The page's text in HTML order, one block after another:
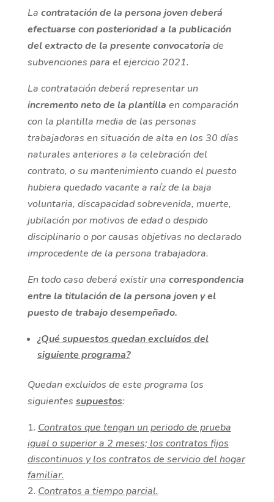
La contratación de la persona joven deberá
efectuarse con posterioridad a la publicación
del extracto de la presente convocatoria de
subvenciones para el ejercicio 2021.
La contratación deberá representar un
incremento neto de la plantilla en comparación
con la plantilla media de las personas
trabajadoras en situación de alta en los 30 días
naturales anteriores a la celebración del
contrato, o su mantenimiento cuando el puesto
hubiera quedado vacante a raíz de la baja
voluntaria, discapacidad sobrevenida, muerte,
jubilación por motivos de edad o despido
disciplinario o por causas objetivas no declarado
improcedente de la persona trabajadora.
En todo caso deberá existir una correspondencia
entre la titulación de la persona joven y el
puesto de trabajo desempeñado.
¿Qué supuestos quedan excluidos del
siguiente programa?
Quedan excluidos de este programa los
siguientes supuestos:
Contratos que tengan un periodo de prueba
igual o superior a 2 meses; los contratos fijos
discontinuos y los contratos de servicio del hogar
familiar.
Contratos a tiempo parcial.